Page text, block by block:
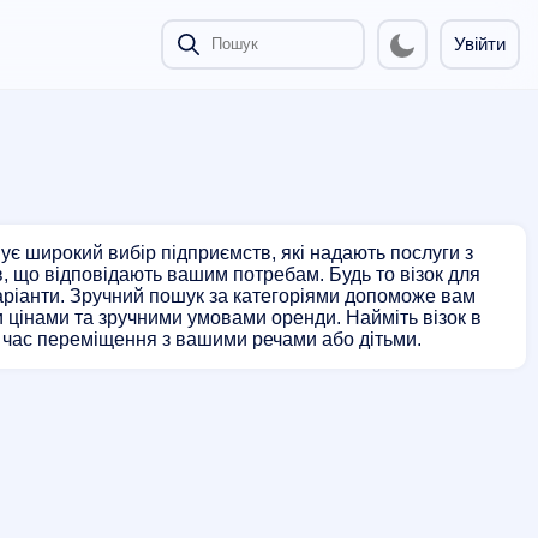
Увійти
широкий вибір підприємств, які надають послуги з
що відповідають вашим потребам. Будь то візок для
Зручний пошук за категоріями допоможе вам
та зручними умовами оренди. Найміть візок в
переміщення з вашими речами або дітьми.